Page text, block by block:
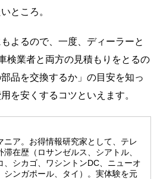
ところ。
よるので、一度、ディーラーと
検業者と両方の見積もりをとるの
品を交換するか」の目安を知っ
を安くするコツといえます。
ニア。お得情報研究家として、テレ
滞在歴（ロサンゼルス、シアトル、
、シカゴ、ワシントンDC、ニューオ
シンガポール、タイ）。実体験を元